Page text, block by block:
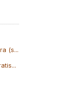
(s...